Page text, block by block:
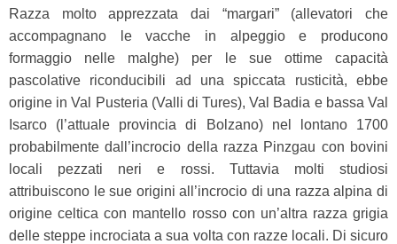
Razza molto apprezzata dai “margari” (allevatori che
accompagnano le vacche in alpeggio e producono
formaggio nelle malghe) per le sue ottime capacità
pascolative riconducibili ad una spiccata rusticità, ebbe
origine in Val Pusteria (Valli di Tures), Val Badia e bassa Val
Isarco (l’attuale provincia di Bolzano) nel lontano 1700
probabilmente dall’incrocio della razza Pinzgau con bovini
locali pezzati neri e rossi. Tuttavia molti studiosi
attribuiscono le sue origini all’incrocio di una razza alpina di
origine celtica con mantello rosso con un’altra razza grigia
delle steppe incrociata a sua volta con razze locali. Di sicuro